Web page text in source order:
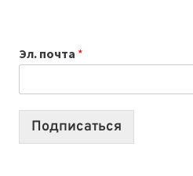
СОЗДАВАТЬ
ПРОДУКТЫ
Эл. почта *
Подписаться